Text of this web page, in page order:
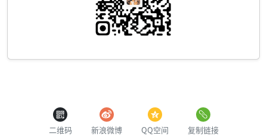
二维码 新浪微博 QQ空间 复制链接